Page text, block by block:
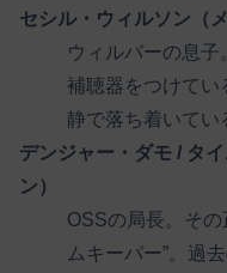
セシル・ウィルソン（
ウィルバーの息子
補聴器をつけてい
静で落ち着いてい
デンジャー・ダモ / タ
ン）
OSSの局長。その
ムキーパー”。過